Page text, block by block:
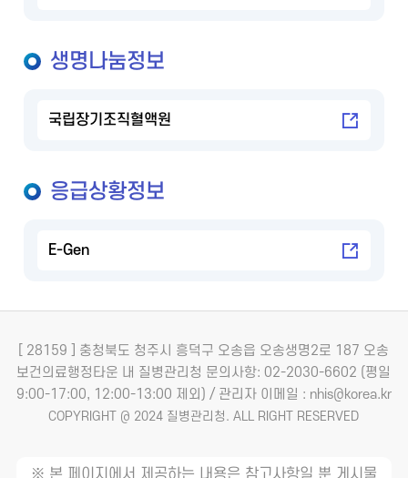
생명나눔정보
국립장기조직혈액원
응급상황정보
E-Gen
[ 28159 ] 충청북도 청주시 흥덕구 오송읍 오송생명2로 187 오송
보건의료행정타운 내 질병관리청 문의사항: 02-2030-6602 (평일
9:00-17:00, 12:00-13:00 제외) / 관리자 이메일 : nhis@korea.kr
COPYRIGHT @ 2024 질병관리청. ALL RIGHT RESERVED
※ 본 페이지에서 제공하는 내용은 참고사항일 뿐 게시물